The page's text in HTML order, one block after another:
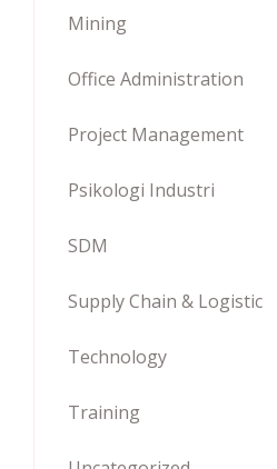
Mining
Office Administration
Project Management
Psikologi Industri
SDM
Supply Chain & Logistic
Technology
Training